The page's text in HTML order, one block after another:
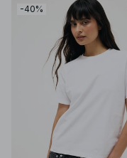
-40%